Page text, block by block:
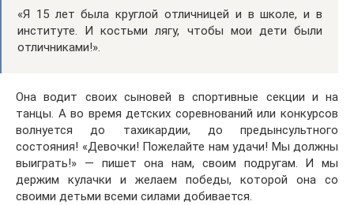
«Я 15 лет была круглой отличницей и в школе, и в
институте. И костьми лягу, чтобы мои дети были
отличниками!».
Она водит своих сыновей в спортивные секции и на
танцы. А во время детских соревнований или конкурсов
волнуется до тахикардии, до предынсультного
состояния! «Девочки! Пожелайте нам удачи! Мы должны
выиграть!» — пишет она нам, своим подругам. И мы
держим кулачки и желаем победы, которой она со
своими детьми всеми силами добивается.